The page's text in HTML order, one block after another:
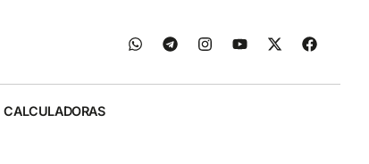
CALCULADORAS